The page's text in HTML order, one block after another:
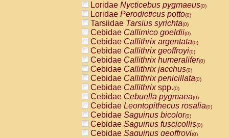
PitheciidaeCacajao calvus
PitheciidaeCallicebus cupreus
PitheciidaeCallicebus donacophilus
PitheciidaeCallicebus moloch
PitheciidaeCallicebus torquatus
PitheciidaeCallicebusspp.(0)
PitheciidaeChiropotes satanas(0)
PitheciidaePithecia monachus
PitheciidaePithecia pithecia(0)
CercopithecidaeCercocebus agilis
CercopithecidaeCercocebus
CercopithecidaeCercocebus
CercopithecidaeCercocebus
CercopithecidaeCercocebus
CercopithecidaeCercocebushybrid
Loridae Nycticebus pygmaeus(0)
Loridae Perodicticus potto(0)
Tarsiidae Tarsius syrichta(0)
Cebidae Callimico goeldii(0)
Cebidae Callithrix argentata(0)
Cebidae Callithrix geoffroyi(0)
Cebidae Callithrix humeralifer(0)
Cebidae Callithrix jacchus(0)
Cebidae Callithrix penicillata(0)
Cebidae Callithrixspp.(0)
Cebidae Cebuella pygmaea(0)
Cebidae Leontopithecus rosalia(0)
Cebidae Saguinus bicolor(0)
Cebidae Saguinus fuscicollis(0)
Cebidae Saguinus geoffroyi(0)